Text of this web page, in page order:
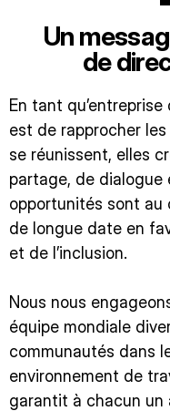
Un
de
En tant
est de rapprocher
se réunissent, elles
partage, de dialogue
opportunités sont
de longue date en
et de l’inclusion.
Nous nous
équipe mondiale
communautés dans
environnement de
garantit à chacun un